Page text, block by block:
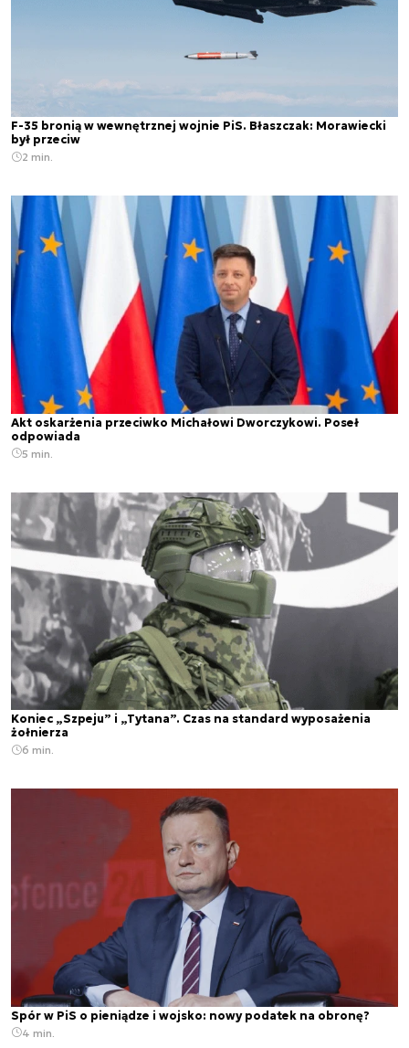
F-35 bronią w wewnętrznej wojnie PiS. Błaszczak: Morawiecki
był przeciw
2 min.
Akt oskarżenia przeciwko Michałowi Dworczykowi. Poseł
odpowiada
5 min.
Koniec „Szpeju” i „Tytana”. Czas na standard wyposażenia
żołnierza
6 min.
Spór w PiS o pieniądze i wojsko: nowy podatek na obronę?
4 min.